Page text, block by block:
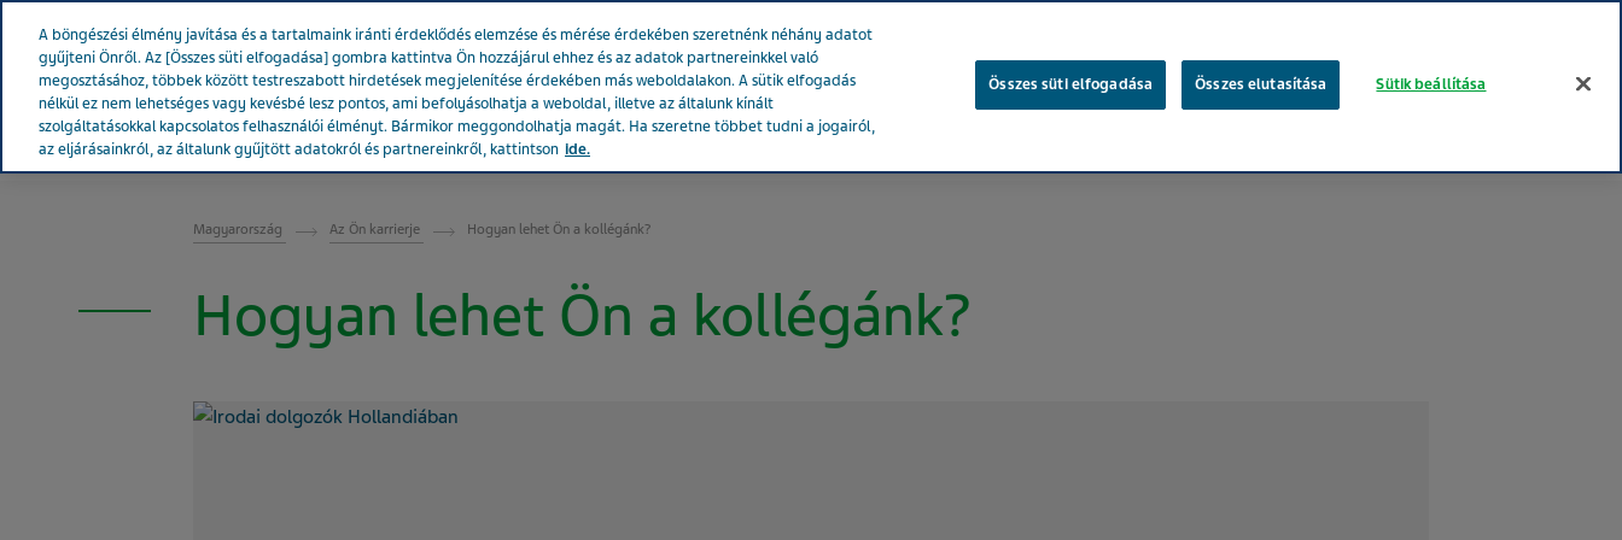
Teva Worldwide
A Teváról Hírek & Média Termékeink
MAGYARORSZÁG
Magyarország Az Ön karrierje Hogyan lehet Ön a kollégánk?
Hogyan lehet Ön a kollégánk?
A böngészési élmény javítása és a tartalmaink iránti érdeklődés elemzése és mérése érdekében szeretnénk néhány adatot
gyűjteni Önről. Az [Összes süti elfogadása] gombra kattintva Ön hozzájárul ehhez és az adatok partnereinkkel való
megosztásához, többek között testreszabott hirdetések megjelenítése érdekében más weboldalakon. A sütik elfogadás
nélkül ez nem lehetséges vagy kevésbé lesz pontos, ami befolyásolhatja a weboldal, illetve az általunk kínált
szolgáltatásokkal kapcsolatos felhasználói élményt. Bármikor meggondolhatja magát. Ha szeretne többet tudni a jogairól,
az eljárásainkról, az általunk gyűjtött adatokról és partnereinkről, kattintson ide.
Összes süti elfogadása Összes elutasítása Sütik beállítása